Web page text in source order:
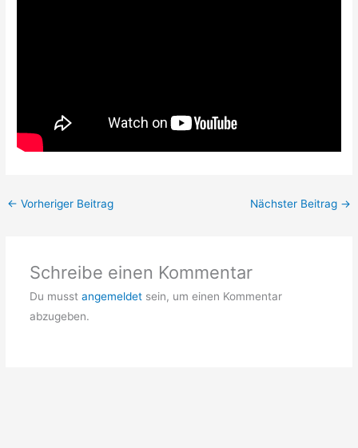
← Vorheriger Beitrag Nächster Beitrag →
Schreibe einen Kommentar
Du musst angemeldetsein, um einen Kommentar
abzugeben.